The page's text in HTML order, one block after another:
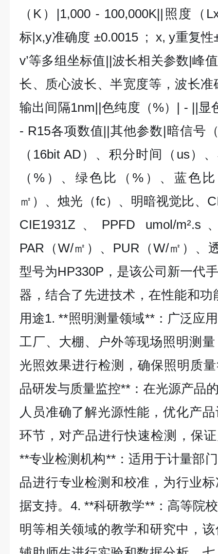
（K）|1,000 - 100,000K||照度（
标|x,y准确度 ±0.0015 ; x, y重复性
v’等多组坐标值||波长相关参数|峰
长、质心波长、半宽度等，波长
输出间隔1nm||色纯度（%）| - ||显
- R15各项数值||其他参数|暗信号
（16bit AD）、积分时间（us）
（%）、绿色比（%）、蓝色
㎡）、烛光（fc）、明暗视觉比、
CIE1931Z、PPFD umol/m².s
PAR（W/㎡）、PUR（W/㎡）、
型号为HP330P，是该公司新一代
器，结合了先进技术，在性能和
用途1. **照明测量领域**：广泛应
工厂、大棚、户外等现场照明测
光照效果进行检测，确保照明质
品研发与质量监控**：在光源产品
人员准确了解光源性能，优化产
环节，对产品进行快速检测，保
**专业检测机构**：适用于计量部
品进行专业检测和校准，为行业
据支持。4. **科研教学**：高等院
明等相关领域的教学和研究中，